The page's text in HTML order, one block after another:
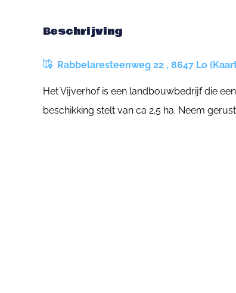
Beschrijving
Rabbelaresteenweg 22 , 8647 Lo
Het Vijverhof is een landbouwbedrijf die
beschikking stelt van ca 2.5 ha. Neem